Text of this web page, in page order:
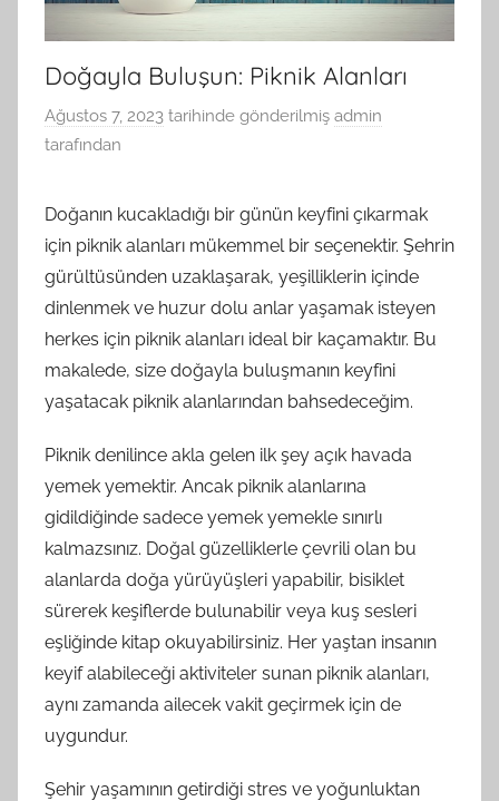
Doğayla Buluşun: Piknik Alanları
Ağustos 7, 2023 tarihinde gönderilmiş admin
tarafından
Doğanın kucakladığı bir günün keyfini çıkarmak
için piknik alanları mükemmel bir seçenektir. Şehrin
gürültüsünden uzaklaşarak, yeşilliklerin içinde
dinlenmek ve huzur dolu anlar yaşamak isteyen
herkes için piknik alanları ideal bir kaçamaktır. Bu
makalede, size doğayla buluşmanın keyfini
yaşatacak piknik alanlarından bahsedeceğim.
Piknik denilince akla gelen ilk şey açık havada
yemek yemektir. Ancak piknik alanlarına
gidildiğinde sadece yemek yemekle sınırlı
kalmazsınız. Doğal güzelliklerle çevrili olan bu
alanlarda doğa yürüyüşleri yapabilir, bisiklet
sürerek keşiflerde bulunabilir veya kuş sesleri
eşliğinde kitap okuyabilirsiniz. Her yaştan insanın
keyif alabileceği aktiviteler sunan piknik alanları,
aynı zamanda ailecek vakit geçirmek için de
uygundur.
Şehir yaşamının getirdiği stres ve yoğunluktan